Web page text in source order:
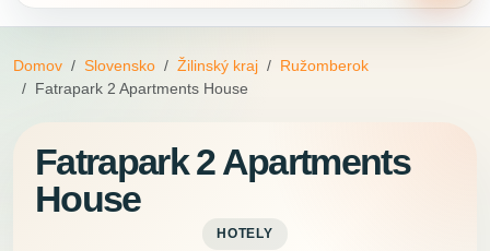
Domov Slovensko Žilinský kraj
Ružomberok
Fatrapark 2 Apartments House
Fatrapark 2 Apartments
House
HOTELY